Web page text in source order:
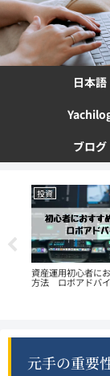
日本語
ブログ
投資
資産運用初心者に
方法 ロボアドバ
元手の重要